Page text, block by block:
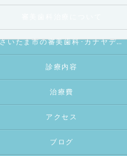
さいたま市の審美歯科･カナヤデンタルクリニックの評判
診療内容
治療費
アクセス
ブログ